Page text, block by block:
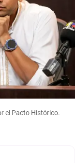
el Pacto Histórico.